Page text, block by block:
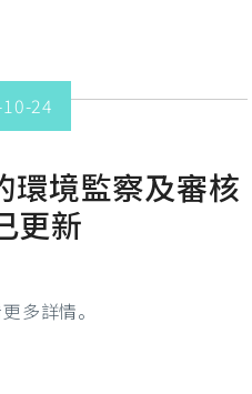
24
環境監察及審核
更新
多詳情。